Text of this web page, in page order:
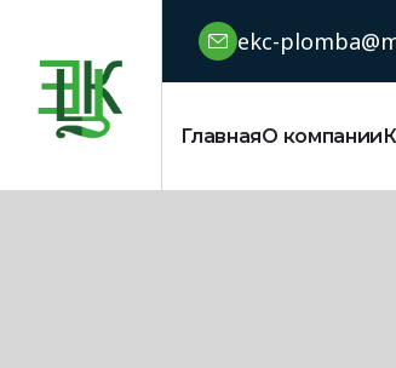
ekc-
ГлавнаяО компании